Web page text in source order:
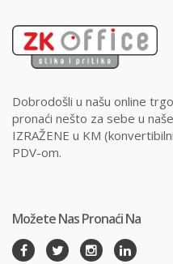
Dobrodošli u našu online
pronaći nešto za sebe u
IZRAŽENE u KM
PDV-om.
Možete Nas Pronaći Na